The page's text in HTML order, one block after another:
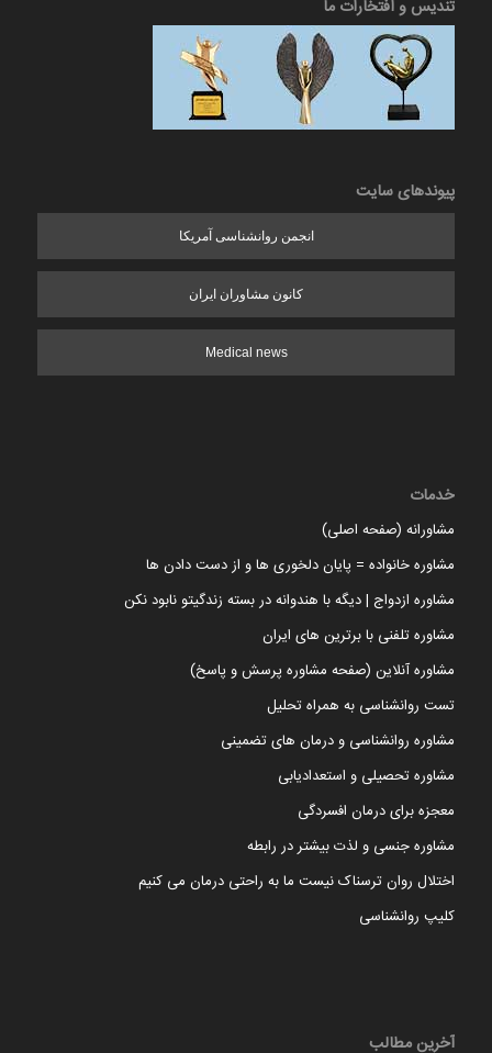
تندیس و افتخارات ما
پیوندهای سایت
انجمن روانشناسی آمریکا
کانون مشاوران ایران
Medical news
خدمات
مشاورانه (صفحه اصلی)
مشاوره خانواده = پایان دلخوری ها و از دست دادن ها
مشاوره ازدواج | دیگه با هندوانه در بسته زندگیتو نابود نکن
مشاوره تلفنی با برترین های ایران
مشاوره آنلاین (صفحه مشاوره پرسش و پاسخ)
تست روانشناسی به همراه تحلیل
مشاوره روانشناسی و درمان های تضمینی
مشاوره تحصیلی و استعدادیابی
معجزه برای درمان افسردگی
مشاوره جنسی و لذت بیشتر در رابطه
اختلال روان ترسناک نیست ما به راحتی درمان می کنیم
کلیپ روانشناسی
آخرین مطالب